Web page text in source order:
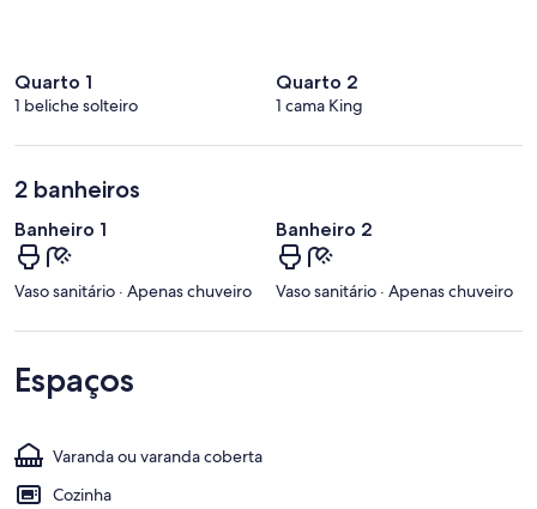
Quarto 1
1 beliche solteiro
Quarto 2
1 cama King
2 banheiros
Banheiro 1
Vaso sanitário · Apenas chuveiro
Banheiro 2
Vaso sanitário · Apenas chuveiro
Espaços
Varanda ou varanda coberta
Cozinha